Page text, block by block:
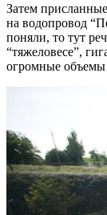
Затем
на водопровод
поняли, то тут
“тяжеловесе”,
огромные объемы